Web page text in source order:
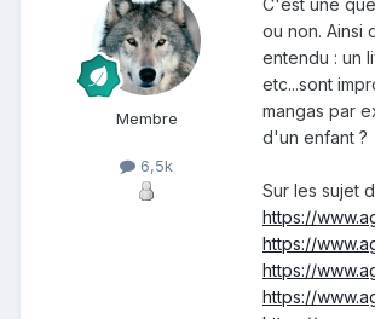
Membre
6,5k
C'est une
ou non. Ainsi
entendu : un
etc...sont
mangas par
d'un enfant ?
Sur les sujet
https://
https://
https://
https://